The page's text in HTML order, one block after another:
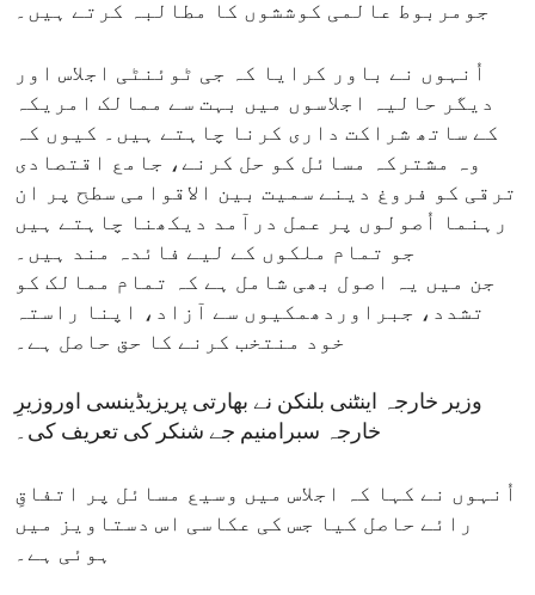
جومربوط عالمی کوششوں کا مطالبہ کرتے ہیں۔
اُنہوں نے باور کرایا کہ جی ٹوئنٹی اجلاس اور
دیگر حالیہ اجلاسوں میں بہت سے ممالک امریکہ
کے ساتھ شراکت داری کرنا چاہتے ہیں۔ کیوں کہ
وہ مشترکہ مسائل کو حل کرنے، جامع اقتصادی
ترقی کو فروغ دینے سمیت بین الاقوامی سطح پر ان
رہنما اُصولوں پر عمل درآمد دیکھنا چاہتے ہیں
جو تمام ملکوں کے لیے فائدہ مند ہیں۔
جن میں یہ اصول بھی شامل ہے کہ تمام ممالک کو
تشدد، جبراوردھمکیوں سے آزاد، اپنا راستہ
خود منتخب کرنے کا حق حاصل ہے۔
وزیر خارجہ اینٹنی بلنکن نے بھارتی پریزیڈینسی اوروزیرِ
خارجہ سبرامنیم جے شنکر کی تعریف کی۔
اُنہوں نے کہا کہ اجلاس میں وسیع مسائل پر اتفاقِ
رائے حاصل کیا جس کی عکاسی اس دستاویز میں
ہوئی ہے۔